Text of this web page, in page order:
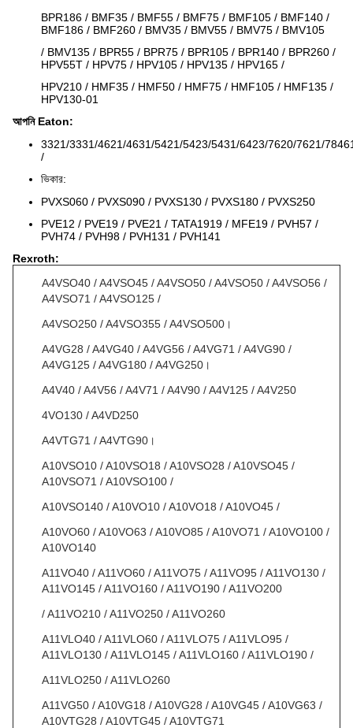
BPR186 / BMF35 / BMF55 / BMF75 / BMF105 / BMF140 /
BMF186 / BMF260 / BMV35 / BMV55 / BMV75 / BMV105
/ BMV135 / BPR55 / BPR75 / BPR105 / BPR140 / BPR260 /
HPV55T / HPV75 / HPV105 / HPV135 / HPV165 /
HPV210 / HMF35 / HMF50 / HMF75 / HMF105 / HMF135 /
HPV130-01
আপনি Eaton:
3321/3331/4621/4631/5421/5423/5431/6423/7620/7621/
/
ভিকার:
PVXS060 / PVXS090 / PVXS130 / PVXS180 / PVXS250
PVE12 / PVE19 / PVE21 / TATA1919 / MFE19 / PVH57 /
PVH74 / PVH98 / PVH131 / PVH141
Rexroth:
A4VSO40 / A4VSO45 / A4VSO50 / A4VSO50 / A4VSO56 /
A4VSO71 / A4VSO125 /
A4VSO250 / A4VSO355 / A4VSO500।
A4VG28 / A4VG40 / A4VG56 / A4VG71 / A4VG90 /
A4VG125 / A4VG180 / A4VG250।
A4V40 / A4V56 / A4V71 / A4V90 / A4V125 / A4V250
4VO130 / A4VD250
A4VTG71 / A4VTG90।
A10VSO10 / A10VSO18 / A10VSO28 / A10VSO45 /
A10VSO71 / A10VSO100 /
A10VSO140 / A10VO10 / A10VO18 / A10VO45 /
A10VO60 / A10VO63 / A10VO85 / A10VO71 / A10VO100 /
A10VO140
A11VO40 / A11VO60 / A11VO75 / A11VO95 / A11VO130 /
A11VO145 / A11VO160 / A11VO190 / A11VO200
/ A11VO210 / A11VO250 / A11VO260
A11VLO40 / A11VLO60 / A11VLO75 / A11VLO95 /
A11VLO130 / A11VLO145 / A11VLO160 / A11VLO190 /
A11VLO250 / A11VLO260
A11VG50 / A10VG18 / A10VG28 / A10VG45 / A10VG63 /
A10VTG28 / A10VTG45 / A10VTG71